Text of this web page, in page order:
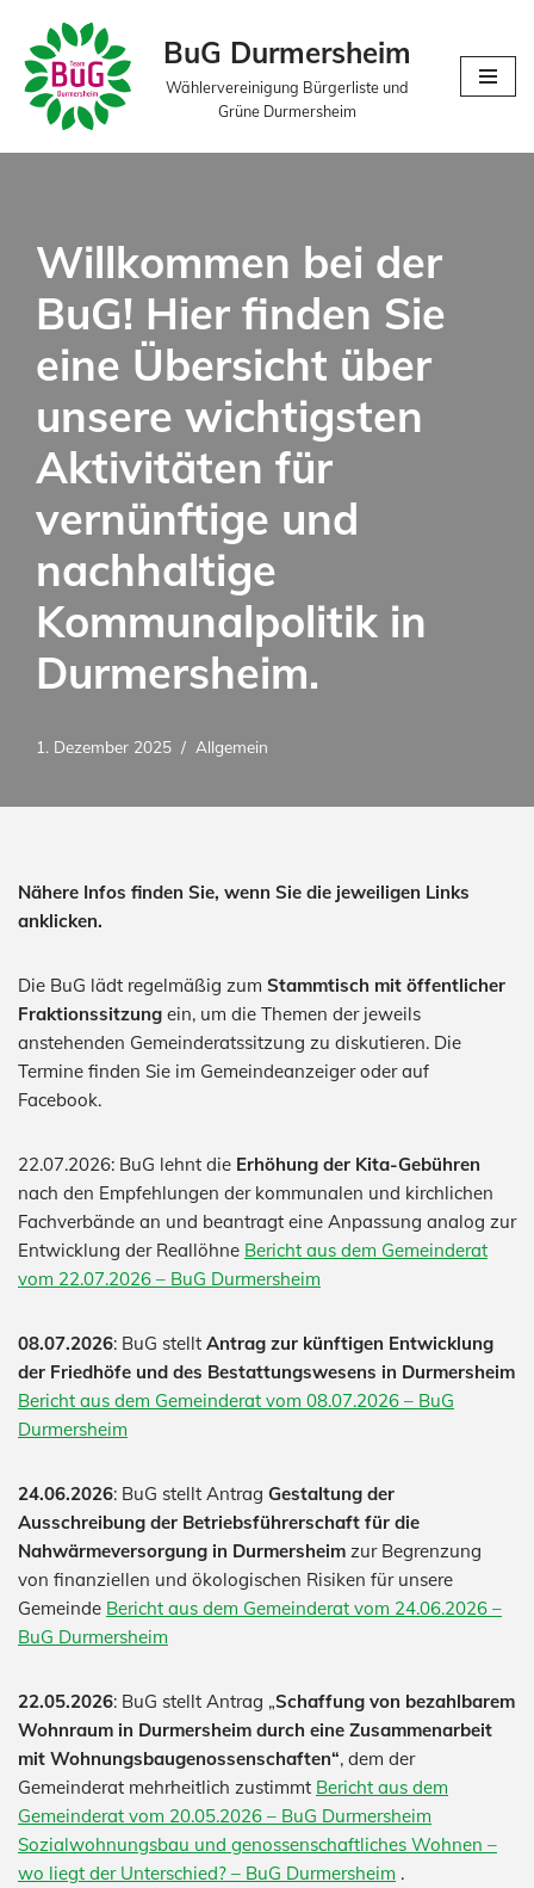
Zum
Inhalt
springen
BuG Durmersheim
Wählervereinigung Bürgerliste und
Grüne Durmersheim
Willkommen bei der
BuG! Hier finden Sie
eine Übersicht über
unsere wichtigsten
Aktivitäten für
vernünftige und
nachhaltige
Kommunalpolitik in
Durmersheim.
1. Dezember 2025 Allgemein
Nähere Infos finden Sie, wenn Sie die jeweiligen Links
anklicken.
Die BuG lädt regelmäßig zum Stammtisch mit öffentlicher
Fraktionssitzung ein, um die Themen der jeweils
anstehenden Gemeinderatssitzung zu diskutieren. Die
Termine finden Sie im Gemeindeanzeiger oder auf
Facebook.
22.07.2026: BuG lehnt die Erhöhung der Kita-Gebühren
nach den Empfehlungen der kommunalen und kirchlichen
Fachverbände an und beantragt eine Anpassung analog zur
Entwicklung der Reallöhne Bericht aus dem Gemeinderat
vom 22.07.2026 – BuG Durmersheim
08.07.2026: BuG stellt Antrag zur künftigen Entwicklung
der Friedhöfe und des Bestattungswesens in Durmersheim
Bericht aus dem Gemeinderat vom 08.07.2026 – BuG
Durmersheim
24.06.2026: BuG stellt Antrag Gestaltung der
Ausschreibung der Betriebsführerschaft für die
Nahwärmeversorgung in Durmersheim zur Begrenzung
von finanziellen und ökologischen Risiken für unsere
Gemeinde Bericht aus dem Gemeinderat vom 24.06.2026 –
BuG Durmersheim
22.05.2026: BuG stellt Antrag „Schaffung von bezahlbarem
Wohnraum in Durmersheim durch eine Zusammenarbeit
mit Wohnungsbaugenossenschaften“, dem der
Gemeinderat mehrheitlich zustimmt Bericht aus dem
Gemeinderat vom 20.05.2026 – BuG Durmersheim
Sozialwohnungsbau und genossenschaftliches Wohnen –
wo liegt der Unterschied? – BuG Durmersheim .